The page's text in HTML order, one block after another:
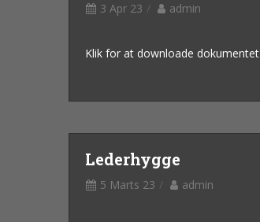
3 Apr 23 admin
Klik for at downloade dokumentet
Lederhygge
5 Marts 23 admin